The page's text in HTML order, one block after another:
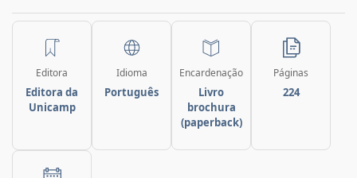
Editora
Editora da
Unicamp
Idioma
Português
Encardenação
Livro
brochura
(paperback)
Páginas
224